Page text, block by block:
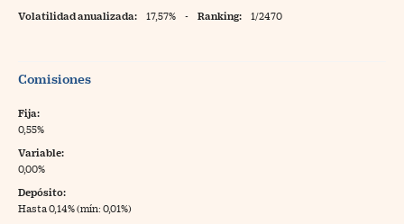
Volatilidad anualizada: 17,57% - Ranking: 1/2470
Comisiones
Fija:
0,55%
Variable:
0,00%
Depósito:
Hasta 0,14% (mín: 0,01%)